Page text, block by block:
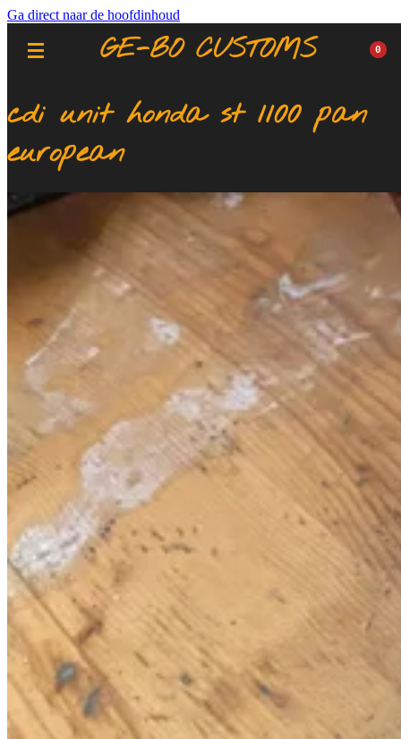
Ga direct naar de hoofdinhoud
GE-BO CUSTOMS 0
cdi unit honda st 1100 pan
european